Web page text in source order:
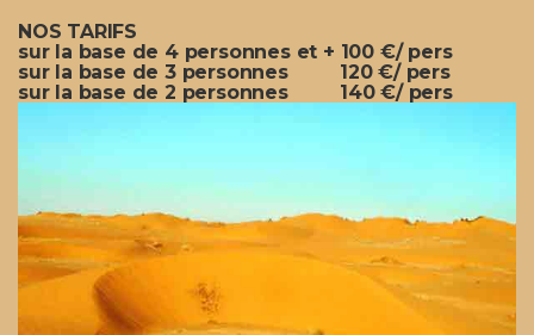
NOS TARIFS
sur la base de 4 personnes et + 100 €/ pers
sur la base de 3 personnes 120 €/ pers
sur la base de 2 personnes 140 €/ pers